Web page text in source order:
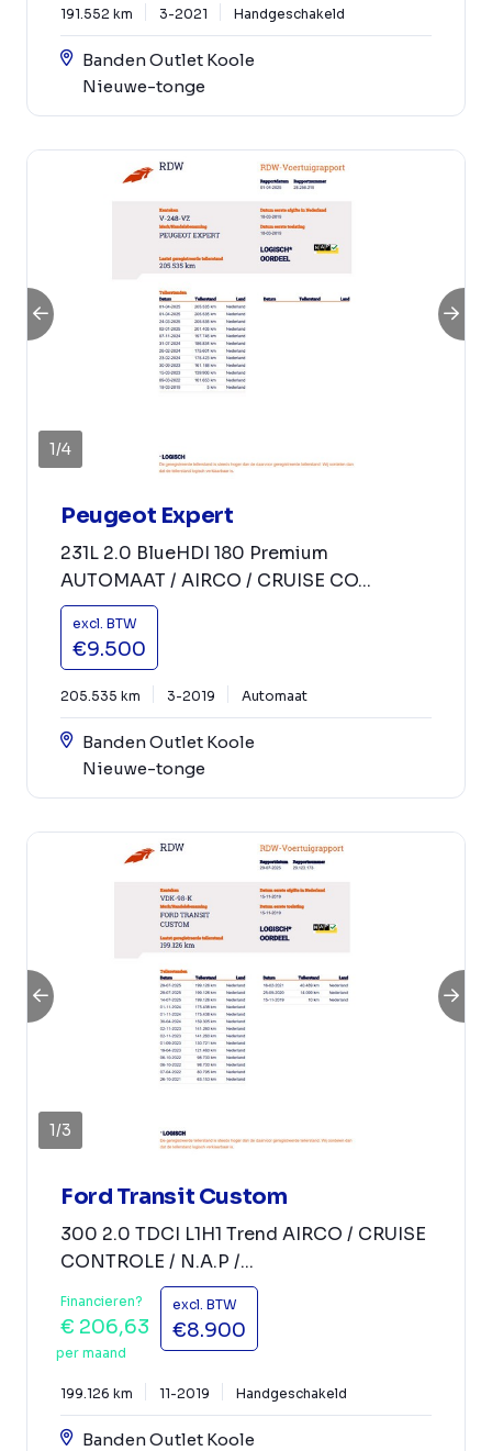
191.552 km 3-2021 Handgeschakeld
Banden Outlet Koole
Nieuwe-tonge
1/4
Peugeot Expert
231L 2.0 BlueHDI 180 Premium
AUTOMAAT / AIRCO / CRUISE CO...
excl. BTW
€9.500
205.535 km 3-2019 Automaat
Banden Outlet Koole
Nieuwe-tonge
1/3
Ford Transit Custom
300 2.0 TDCI L1H1 Trend AIRCO / CRUISE
CONTROLE / N.A.P /...
Financieren?
€ 206,63
per maand
excl. BTW
€8.900
199.126 km 11-2019 Handgeschakeld
Banden Outlet Koole